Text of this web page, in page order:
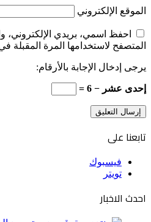
الموقع الإلكتروني
احفظ اسمي، بريدي الإلكتروني،
المتصفح لاستخدامها المرة المقبلة
يرجى إدخال الإجابة بالأرقام:
إحدى عشر − 6 =
تابعنا على
فيسبوك
تويتر
احدث الاخبار